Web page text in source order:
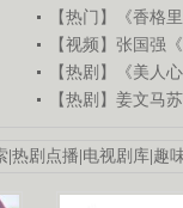
【热门】《香格
【视频】张国强
【热剧】《美人
【热剧】姜文马
|热剧点播|电视剧库|趣